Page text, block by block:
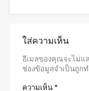
ใส่ความเห็น
อีเมลของคุณจะไม่แ
ช่องข้อมูลจำเป็นถูก
ความเห็น *